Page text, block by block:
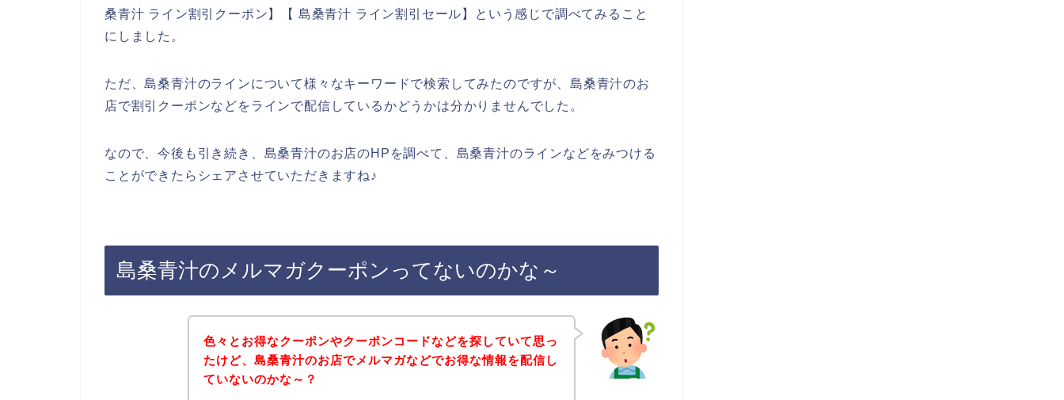
桑青汁 ライン割引クーポン】【 島桑青汁 ライン割引セール】という感じで調べてみること
にしました。
ただ、島桑青汁のラインについて様々なキーワードで検索してみたのですが、島桑青汁のお
店で割引クーポンなどをラインで配信しているかどうかは分かりませんでした。
なので、今後も引き続き、島桑青汁のお店のHPを調べて、島桑青汁のラインなどをみつける
ことができたらシェアさせていただきますね♪
島桑青汁のメルマガクーポンってないのかな～
色々とお得なクーポンやクーポンコードなどを探していて思っ
たけど、島桑青汁のお店でメルマガなどでお得な情報を配信し
ていないのかな～？